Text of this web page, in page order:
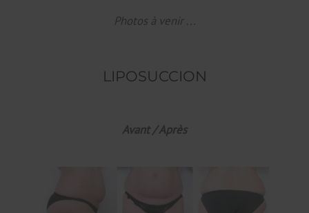
Photos à venir ...
LIPOSUCCION
Avant / Après